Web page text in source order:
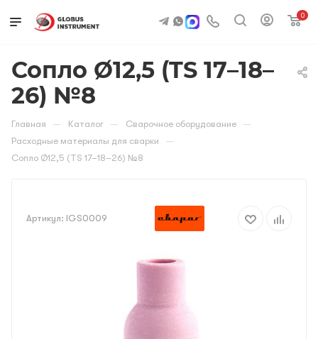
0
Сопло Ø12,5 (TS 17–18–
26) №8
Главная — Каталог — Сварочное оборудование —
Расходные материалы для сварки —
Сопло Ø12,5 (TS 17–18–26) №8
Артикул: IGS0009